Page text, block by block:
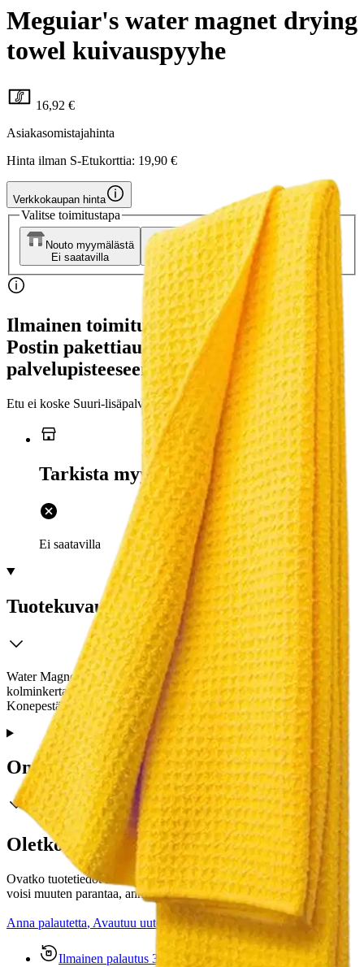
Meguiar's water magnet drying
towel kuivauspyyhe
16,92 €
Asiakasomistajahinta
Hinta ilman S-Etukorttia: 19,90 €
Verkkokaupan hinta
Valitse toimitustapa
Nouto myymälästä
Ei saatavilla
Toimitus
Kotiin tai noutopisteeseen
Alk. 0 €
Ilmainen toimitus yli 100 €:n tilauksille
Postin pakettiautomaattiin tai
palvelupisteeseen!
Etu ei koske Suuri‑lisäpalvelulla toimitettavia tuotteita.
Tarkista myymäläsaatavuus
Ei saatavilla
Tuotekuvaus
Water Magnet. Erittäin imukykyinen mikrokuitukuivausliina. Imee
kolminkertaisen määrän vettä perinteisiin liinoihin verrattuna.
Konepestävä.
Ominaisuudet
Oletko tyytyväinen tuotetietoihin?
Ovatko tuotetiedot riittävät? Jos tuotetiedoissa on puutteita tai niitä
voisi muuten parantaa, anna palautetta.
Anna palautetta, Avautuu uuteen välilehteen
Ilmainen palautus 30 päivää.*